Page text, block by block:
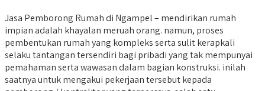
Jasa Pemborong Rumah di Ngampel – mendirikan rumah
impian adalah khayalan meruah orang. namun, proses
pembentukan rumah yang kompleks serta sulit kerapkali
selaku tantangan tersendiri bagi pribadi yang tak mempunyai
pemahaman serta wawasan dalam bagian konstruksi. inilah
saatnya untuk mengakui pekerjaan tersebut kepada